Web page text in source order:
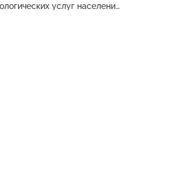
«Психолог-консультант. Методы и технологии оказания психологических услуг населению и организациям»